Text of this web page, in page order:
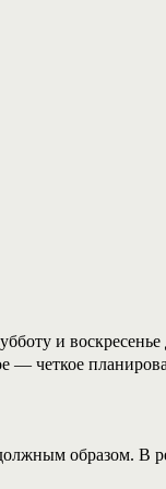
и
— четкое
образом. В